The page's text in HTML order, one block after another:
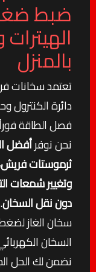
ضبط ضغط
بالمنزل
تعتمد سخانات
دائرة الكنترول
فصل الطاقة
نحن نوفرأفضل
ثرموستات
وتغيير شمعات
دون نقل السخان
سخان الغاز
السخان
نضمن لك الحل